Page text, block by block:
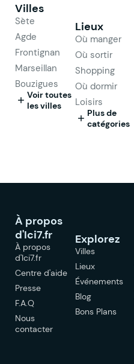
Villes
Sète
Agde
Frontignan
Marseillan
Bouzigues
Voir toutes
les villes
Lieux
Où manger
Où sortir
Shopping
Où dormir
Loisirs
Plus de
catégories
À propos
d'Ici7.fr
À propos
d'Ici7.fr
Centre d'aide
Presse
F.A.Q
Nous
contacter
Explorez
Villes
Lieux
Événements
Blog
Bons Plans